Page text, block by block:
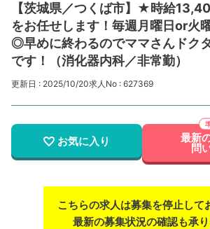
【茨城県／つくば市】★時給
をお任せします！毎週月曜日or火
◎早めに終わるのでママさんドク
です！（消化器内科／非常勤）
更新日 : 2025/10/20求人No : 627369
お気に入り 最新
問
こちらの求人は募集を停止して
最新の募集状況の確認も承り